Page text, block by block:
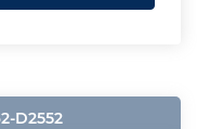
D2552